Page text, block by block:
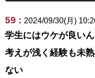
59 : 2024/09/30(月)
学生にはウケが良い
考えが浅く経験も未
ない